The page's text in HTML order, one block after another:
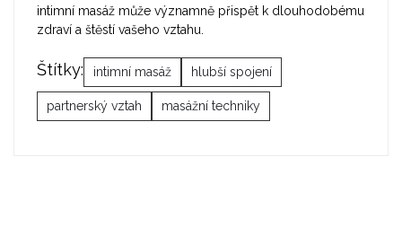
intimní masáž může významně přispět k dlouhodobému
zdraví a štěstí vašeho vztahu.
Štítky: intimní masáž hlubší spojení
partnerský vztah masážní techniky